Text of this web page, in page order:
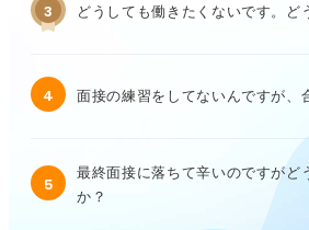
3 どうしても働きたくないです。ど
4 面接の練習をしてないんですが、
5
最終面接に落ちて辛いのですがど
か？